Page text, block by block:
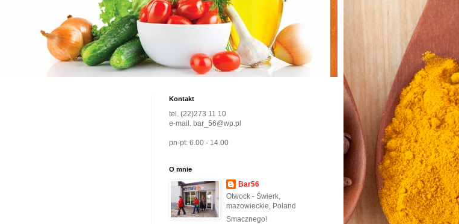
Kontakt
tel. (22)273 11 10
e-mail. bar_56@wp.pl
pn-pt: 6.00 - 14.00
O mnie
Bar56
Otwock - Świerk,
mazowieckie, Poland
Smacznego!